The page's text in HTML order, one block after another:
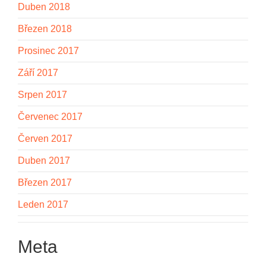
Duben 2018
Březen 2018
Prosinec 2017
Září 2017
Srpen 2017
Červenec 2017
Červen 2017
Duben 2017
Březen 2017
Leden 2017
Meta